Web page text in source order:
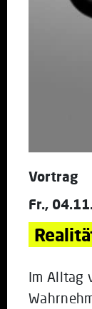
Vortrag
Fr.,
Im Alltag